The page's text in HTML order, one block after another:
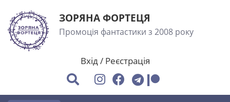
ЗОРЯНА ФОРТЕЦЯ
Промоція фантастики з 2008 року
Вхід/ Реєстрація